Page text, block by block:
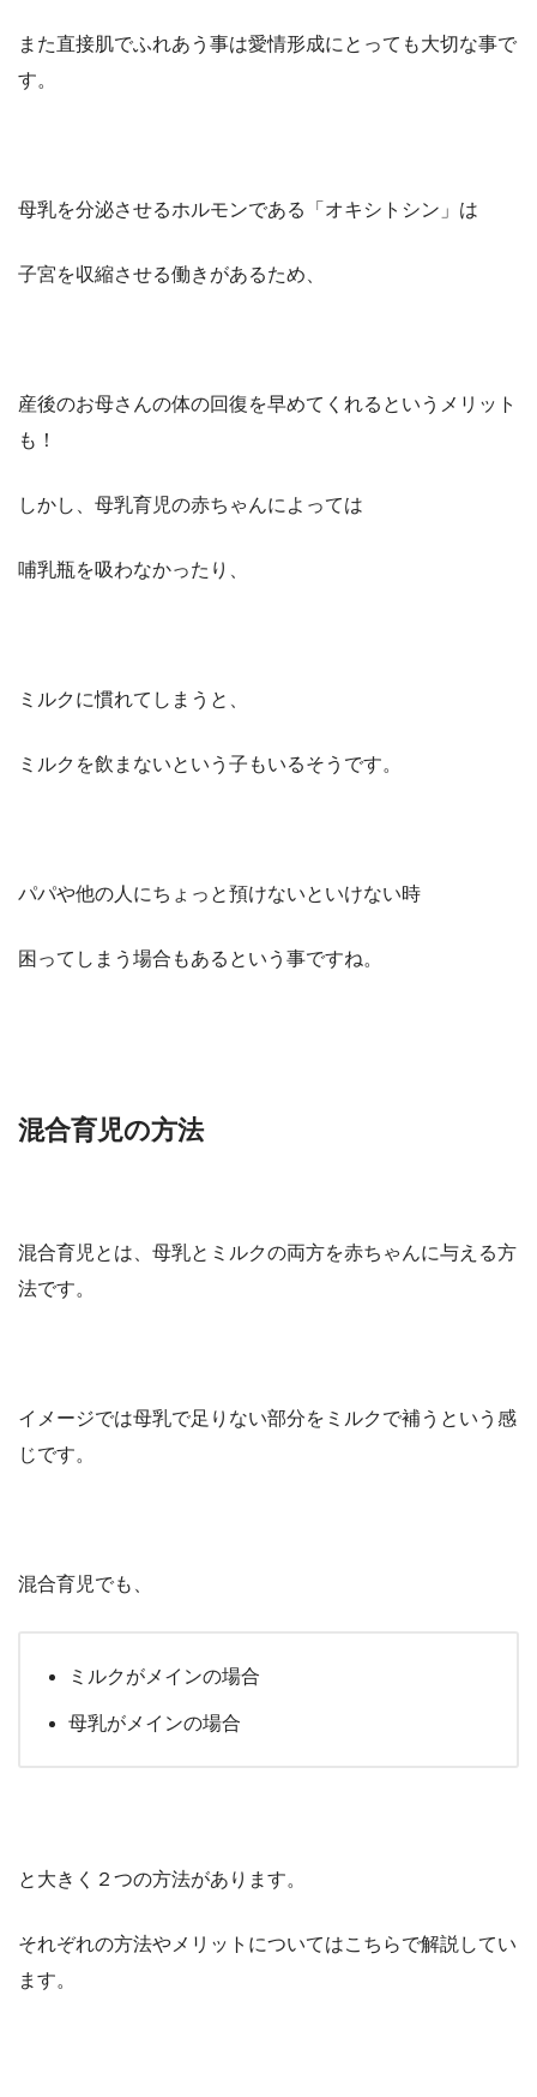
また直接肌でふれあう事は愛情形成にとっても大切な事で
す。
母乳を分泌させるホルモンである 「オキシトシン」 は
子宮を収縮させる働きがあるため、
産後のお母さんの体の回復を早めてくれるというメリット
も！
しかし、母乳育児の赤ちゃんによっては
哺乳瓶を吸わなかったり、
ミルクに慣れてしまうと、
ミルクを飲まないという子もいるそうです。
パパや他の人にちょっと預けないといけない時
困ってしまう場合もあるという事ですね。
混合育児の方法
混合育児とは、 母乳とミルクの両方を赤ちゃんに与える方
法です。
イメージでは母乳で足りない部分をミルクで補うという感
じです。
混合育児でも、
ミルクがメインの場合
母乳がメインの場合
と大きく２つの方法があります。
それぞれの方法やメリットについてはこちらで解説してい
ます。